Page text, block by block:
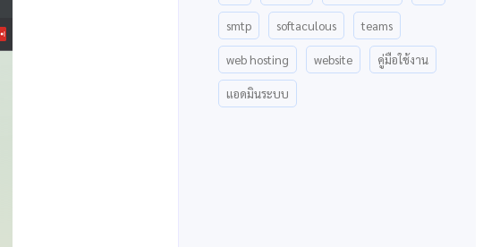
smtp softaculous teams
web hosting website คู่มือใช้งาน
แอดมินระบบ